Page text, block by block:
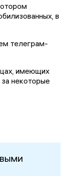
в
телеграм-
имеющих
некоторые